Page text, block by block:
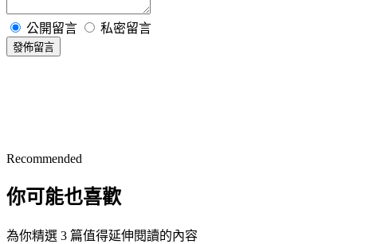
公開留言 私密留言
發佈留言
Recommended
你可能也喜歡
為你精選 3 篇值得延伸閱讀的內容